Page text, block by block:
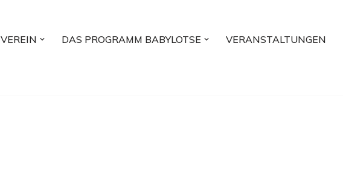
VEREIN DAS PROGRAMM BABYLOTSE VERANSTALTUNGEN